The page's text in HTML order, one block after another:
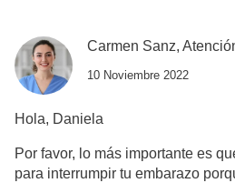
Carmen Sanz,
10 Noviembre 2022
Hola, Daniela
Por favor, lo más importante es
para interrumpir tu embarazo